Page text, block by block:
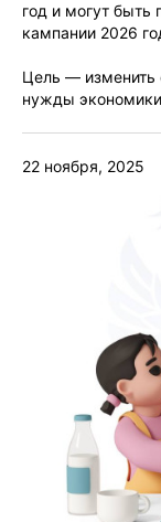
год и могут быть
кампании 2026
Цель — изменить
нужды экономики
22 ноября, 2025